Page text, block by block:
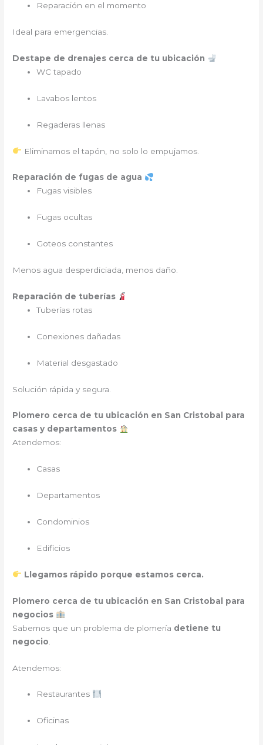
Reparación en el momento
Ideal para emergencias.
Destape de drenajes cerca de tu ubicación
WC tapado
Lavabos lentos
Regaderas llenas
Eliminamos el tapón, no solo lo empujamos.
Reparación de fugas de agua
Fugas visibles
Fugas ocultas
Goteos constantes
Menos agua desperdiciada, menos daño.
Reparación de tuberías
Tuberías rotas
Conexiones dañadas
Material desgastado
Solución rápida y segura.
Plomero cerca de tu ubicación en San Cristobal para
casas y departamentos
Atendemos:
Casas
Departamentos
Condominios
Edificios
Llegamos rápido porque estamos cerca.
Plomero cerca de tu ubicación en San Cristobal para
negocios
Sabemos que un problema de plomería detiene tu
negocio
Atendemos:
Restaurantes
Oficinas